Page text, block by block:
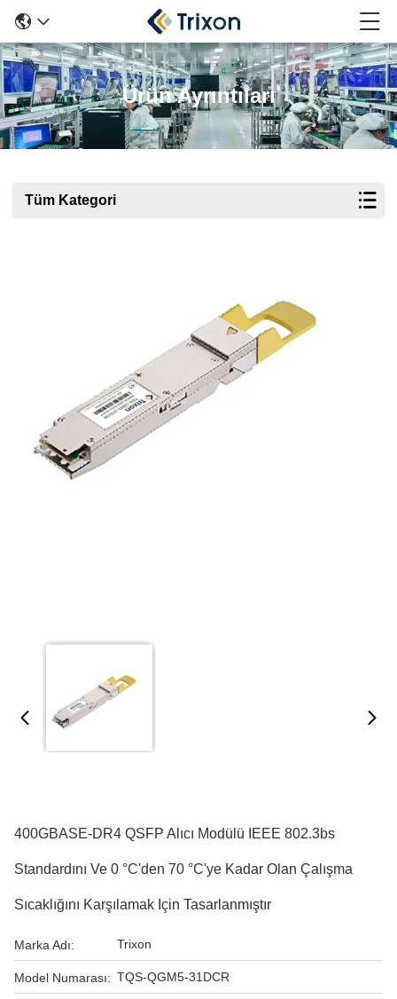
Ürün Ayrıntıları
Tüm Kategori
400GBASE-DR4 QSFP Alıcı Modülü IEEE 802.3bs
Standardını Ve 0 °C'den 70 °C'ye Kadar Olan Çalışma
Sıcaklığını Karşılamak Için Tasarlanmıştır
Marka Adı: Trixon
Model Numarası: TQS-QGM5-31DCR